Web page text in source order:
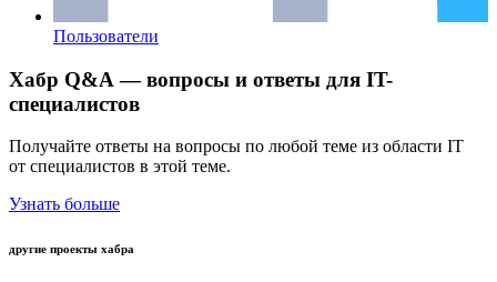
Пользователи
Хабр Q&A — вопросы и ответы для IT-
специалистов
Получайте ответы на вопросы по любой теме из области IT
от специалистов в этой теме.
Узнать больше
другие проекты хабра